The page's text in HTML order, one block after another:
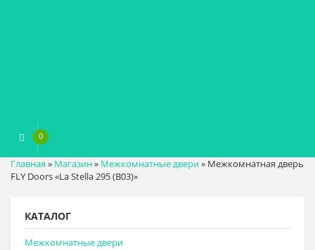
0
Главная » Магазин» Межкомнатные двери» Межкомнатная дверь
FLY Doors «La Stella 295 (B03)»
КАТАЛОГ
Межкомнатные двери